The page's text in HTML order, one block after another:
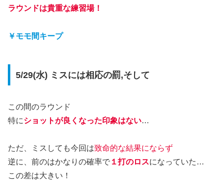
ラウンドは貴重な練習場！
￥モモ間キープ
5/29(水) ミスには相応の罰,そして
この間のラウンド
特にショットが良くなった印象はない…
ただ、ミスしても今回は致命的な結果にならず
逆に、前のはかなりの確率で １打のロスになっていた…
この差は大きい！